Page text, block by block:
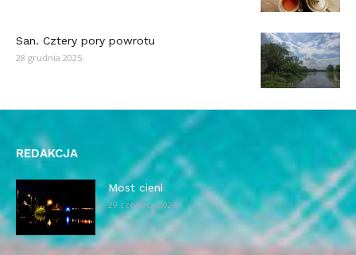
San. Cztery pory powrotu
28 grudnia 2025
REDAKCJA
Most cieni
29 czerwca 2026